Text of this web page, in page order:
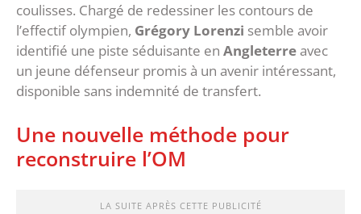
coulisses. Chargé de redessiner les contours de
l’effectif olympien, Grégory Lorenzi semble avoir
identifié une piste séduisante en Angleterreavec
un jeune défenseur promis à un avenir intéressant,
disponible sans indemnité de transfert.
‎Une nouvelle méthode pour
reconstruire l’OM
LA SUITE APRÈS CETTE PUBLICITÉ